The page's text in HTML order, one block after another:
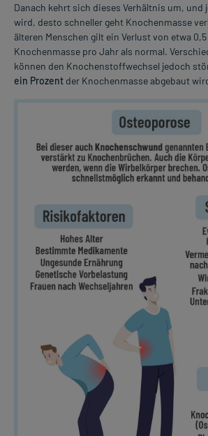
Danach kehrt sich dieses Verhältnis um, und
wird, desto schneller geht Knochenmasse
älteren Menschen gilt ein Verlust von etwa
Knochenmasse pro Jahr als normal.
können den Knochenstoffwechsel jedoch
ein Prozent der Knochenmasse abgebaut